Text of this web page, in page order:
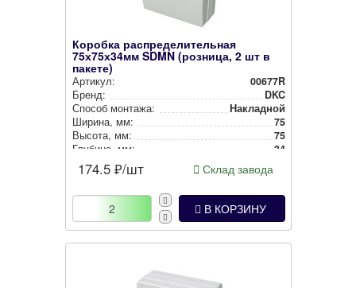
Коробка распределительная
75х75х34мм SDMN (розница, 2 шт в
пакете)
Артикул:
00677R
Бренд:
DKC
Способ монтажа:
Накладной
Ширина, мм:
75
Высота, мм:
75
Глубина, мм:
34
Степень защиты:
Цвет:
Белый
174.5 ₽/шт Склад завода
В КОРЗИНУ